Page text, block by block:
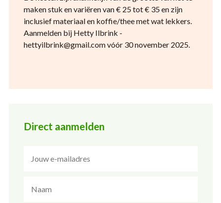
maken stuk en variëren van € 25 tot € 35 en zijn
inclusief materiaal en koffie/thee met wat lekkers.
Aanmelden bij Hetty Ilbrink -
hettyilbrink@gmail.com vóór 30 november 2025.
Direct aanmelden